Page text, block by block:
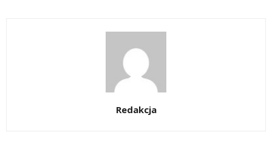
Redakcja